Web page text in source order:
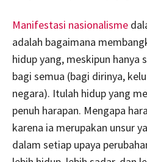
Manifestasi nasionalisme
adalah bagaimana
hidup yang, meskipun
bagi semua (bagi dirinya,
negara). Itulah hidup yang
penuh harapan. Mengapa
karena ia merupakan unsur
dalam setiap upaya